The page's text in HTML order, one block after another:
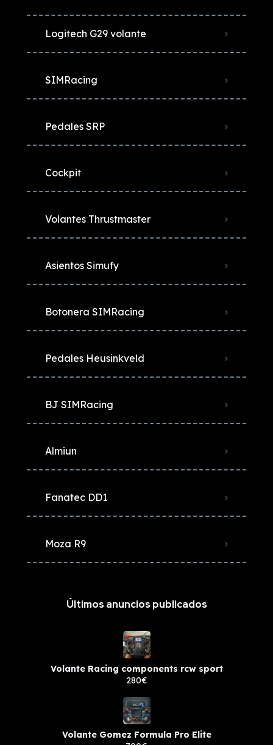
Logitech G29 volante
SIMRacing
Pedales SRP
Cockpit
Volantes Thrustmaster
Asientos Simufy
Botonera SIMRacing
Pedales Heusinkveld
BJ SIMRacing
Almiun
Fanatec DD1
Moza R9
Últimos anuncios publicados
Volante Racing components rcw sport
280€
Volante Gomez Formula Pro Elite